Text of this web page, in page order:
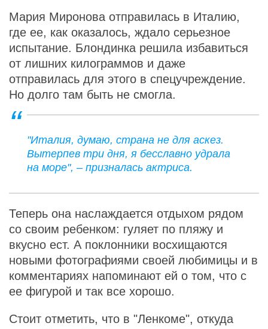
Мария Миронова отправилась в Италию,
где ее, как оказалось, ждало серьезное
испытание. Блондинка решила избавиться
от лишних килограммов и даже
отправилась для этого в спецучреждение.
Но долго там быть не смогла.
"Италия, думаю, страна не для аскез.
Вытерпев три дня, я бесславно удрала
на море", – призналась актриса.
Теперь она наслаждается отдыхом рядом
со своим ребенком: гуляет по пляжу и
вкусно ест. А поклонники восхищаются
новыми фотографиями своей любимицы и в
комментариях напоминают ей о том, что с
ее фигурой и так все хорошо.
Стоит отметить, что в "Ленкоме", откуда